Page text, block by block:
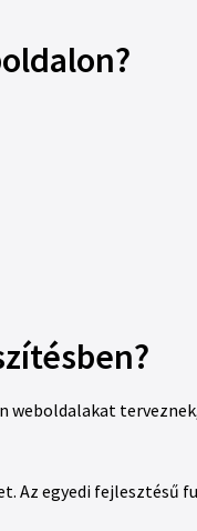
weboldalakat
Az egyedi fejlesztésű